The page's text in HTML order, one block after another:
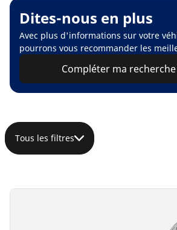
Dites-nous en plus
Avec plus d'informations sur votre
pourrons vous recommander les
Compléter ma recherche
Tous les filtres